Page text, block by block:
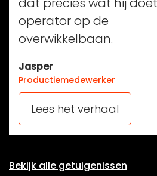
operator op de
overwikkelbaan.
Jasper
Productiemedewerker
Lees het verhaal
Bekijk alle getuigenissen